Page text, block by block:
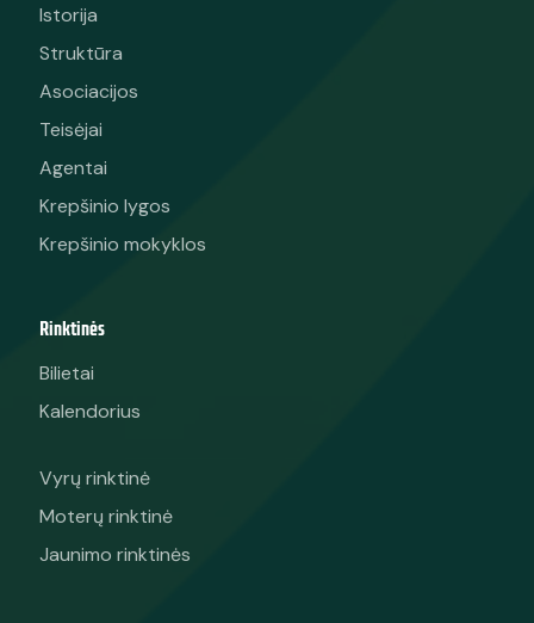
Istorija
Struktūra
Asociacijos
Teisėjai
Agentai
Krepšinio lygos
Krepšinio mokyklos
Rinktinės
Bilietai
Kalendorius
Vyrų rinktinė
Moterų rinktinė
Jaunimo rinktinės